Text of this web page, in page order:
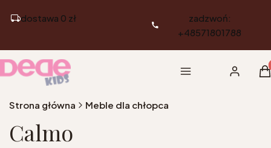
dostawa 0 zł
zadzwoń:
+48571801788
Menu Zaloguj się
Strona główna Meble dla chłopca
Calmo